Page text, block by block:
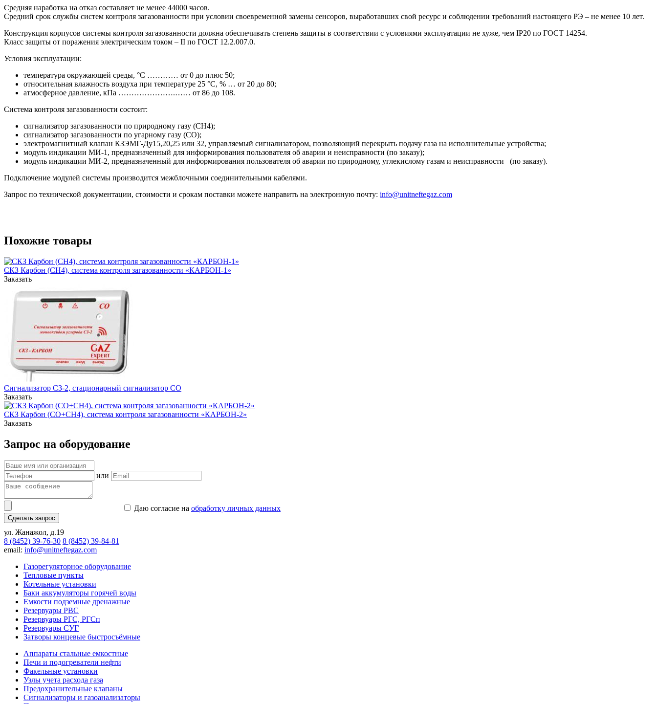
Средняя наработка на отказ составляет не менее 44000 часов.
Средний срок службы систем контроля загазованности при условии своевременной замены сенсоров, выработавших свой ресурс и соблюдении требований настоящего РЭ – не менее 10 лет.
Конструкция корпусов системы контроля загазованности должна обеспечивать степень защиты в соответствии с условиями эксплуатации не хуже, чем IP20 по ГОСТ 14254.
Класс защиты от поражения электрическим током – II по ГОСТ 12.2.007.0.
Условия эксплуатации:
температура окружающей среды, °С ………… от 0 до плюс 50;
относительная влажность воздуха при температуре 25 °С, % … от 20 до 80;
атмосферное давление, кПа ………………….…… от 86 до 108.
Система контроля загазованности состоит:
сигнализатор загазованности по природному газу (СН4);
сигнализатор загазованности по угарному газу (СО);
электромагнитный клапан КЗЭМГ-Ду15,20,25 или 32, управляемый сигнализатором, позволяющий перекрыть подачу газа на исполнительные устройства;
модуль индикации МИ-1, предназначенный для информирования пользователя об аварии и неисправности (по заказу);
модуль индикации МИ-2, предназначенный для информирования пользователя об аварии по природному, углекислому газам и неисправности (по заказу).
Подключение модулей системы производится межблочными соединительными кабелями.
Запрос по технической документации, стоимости и срокам поставки можете направить на электронную почту: info@unitneftegaz.com
Похожие товары
СКЗ Карбон (СН4), система контроля загазованности «КАРБОН-1»
Заказать
Сигнализатор СЗ-2, стационарный сигнализатор CO
Заказать
СКЗ Карбон (СО+CH4), система контроля загазованности «КАРБОН-2»
Заказать
Запрос на оборудование
или
Даю согласие на обработку личных данных
Сделать запрос
ул. Жанажол, д.19
8 (8452) 39-76-30 8 (8452) 39-84-81
email: info@unitneftegaz.com
Газорегуляторное оборудование
Тепловые пункты
Котельные установки
Баки аккумуляторы горячей воды
Емкости подземные дренажные
Резервуары РВС
Резервуары РГС, РГСп
Резервуары СУГ
Затворы концевые быстросъёмные
Аппараты стальные емкостные
Печи и подогреватели нефти
Факельные установки
Узлы учета расхода газа
Предохранительные клапаны
Сигнализаторы и газоанализаторы